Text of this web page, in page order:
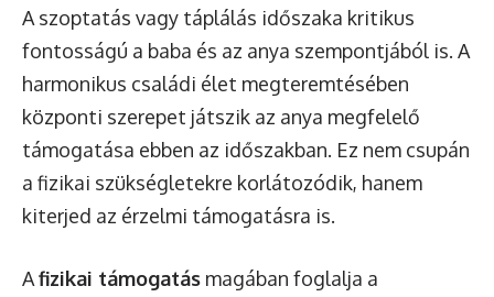
A szoptatás vagy táplálás időszaka kritikus
fontosságú a baba és az anya szempontjából is. A
harmonikus családi élet megteremtésében
központi szerepet játszik az anya megfelelő
támogatása ebben az időszakban. Ez nem csupán
a fizikai szükségletekre korlátozódik, hanem
kiterjed az érzelmi támogatásra is.
Afizikai támogatás magában foglalja a